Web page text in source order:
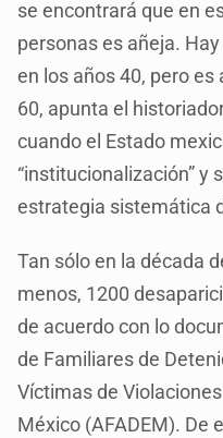
se encontrará que en
personas es añeja.
en los años 40, pero
60, apunta el
cuando el Estado
“institucionalización” y
estrategia sistemática
Tan sólo en la década
menos, 1200
de acuerdo con lo
de Familiares de
Víctimas de
México (AFADEM). De